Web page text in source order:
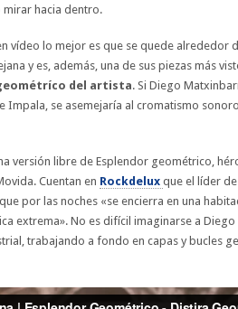
mirar hacia dentro.
vídeo lo mejor es que se quede alrededor
y es, además, una de sus piezas más
del artista. Si Diego
Impala, se asemejaría al cromatismo
versión libre de Esplendor geométrico,
Cuentan en Rockdelux que el líder
por las noches «se encierra en una
extrema». No es difícil imaginarse a
trabajando a fondo en capas y bucles